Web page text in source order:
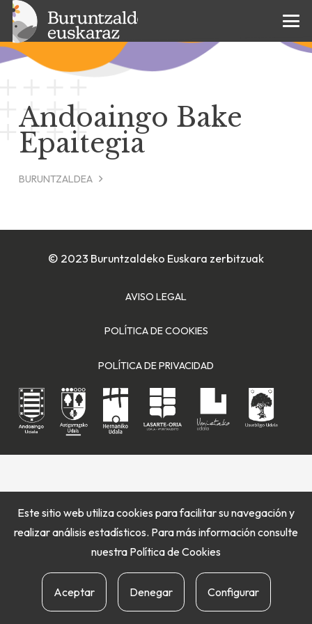
Andoaingo Bake
Epaitegia
BURUNTZALDEA
© 2023 Buruntzaldeko Euskara zerbitzuak
AVISO LEGAL
POLÍTICA DE COOKIES
POLÍTICA DE PRIVACIDAD
Este sitio web utiliza cookies para facilitar su navegación y
realizar análisis estadísticos. Para más información consulte
nuestra Política de Cookies
Aceptar Denegar Configurar